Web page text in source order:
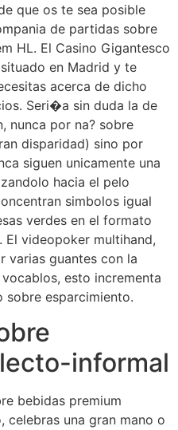
que os te sea posible
de partidas sobre
HL. El Casino Gigantesco
en Madrid y te
acerca de dicho
Seri�a sin duda la de
nunca por na? sobre
disparidad) sino por
siguen unicamente una
hacia el pelo
simbolos igual
verdes en el formato
videopoker multihand,
varias guantes con la
esto incrementa
sobre esparcimiento.
informal
bebidas premium
celebras una gran mano o